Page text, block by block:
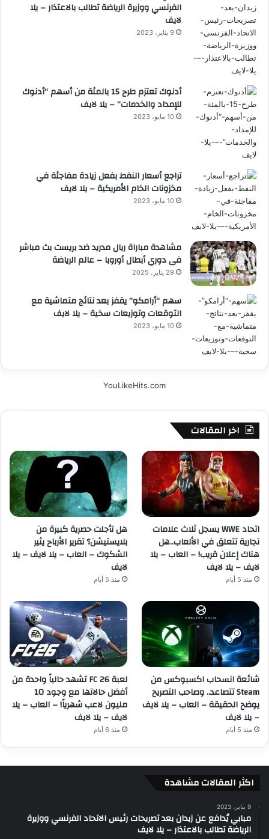
الفرنسي ووزيرة الرياضة تطالب بالاعتذار – يلا
لايف
9 يناير، 2023
أدنوك تعتزم طرح 15 بالمئة من أسهم “أدنوك
للإمداد والخدمات” – يلا لايف
10 مايو، 2023
تراجع أسعار النفط بفعل زيادة مفاجئة في
مخزونات الخام الأمريكية – يلا لايف
10 مايو، 2023
مشاهدة مباراة ريال مدريد ضد بريست بث مباشر
فى دوري أبطال أوروبا – عالم الرياضة
29 يناير، 2025
سهم “أرامكو” يقفز بعد نتائج متماشية مع
التوقعات وتوزيعات سخية – يلا لايف
10 مايو، 2023
YouLikeHits.com
اخر المقالات
اتحاد WWE يسجل ثلاث علامات
تجارية تتعلق في الألعاب..هل
هناك إعلان قريب! – العاب – يلا
لايف – يلا لايف
منذ 5 أيام
هل تأجلت حصرية كبيرة من
بلايستيشن؟ تقرير الأرباح يثير
الشكوك – العاب – يلا لايف – يلا
لايف
منذ 5 أيام
شائعة انسحاب اكسبوكس من
Steam تتصاعد.. وصاحب التصريح
يوضح الحقيقة – العاب – يلا لايف
– يلا لايف
منذ 5 أيام
لعبة FC 26 تشهد حالياً واحدة من
أفضل حالاتها مع وجود 10
مليون لاعب شهرياً! – العاب – يلا
لايف – يلا لايف
منذ 6 أيام
اكثر المقالات مشاهدة
9 يناير، 2023
مبابي يُدافع عن زيدان بعد تصريحات رئيس الاتحاد الفرنسي ووزيرة
الرياضة تطالب بالاعتذار – يلا لايف